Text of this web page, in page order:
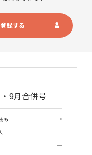
録する
9月合併号
み